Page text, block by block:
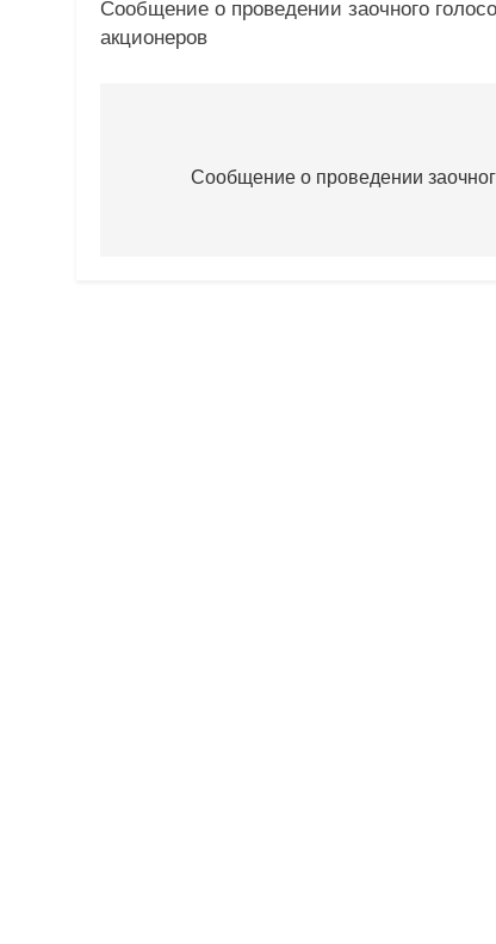
Сообщение о проведении заочного
акционеров
Сообщение о проведении